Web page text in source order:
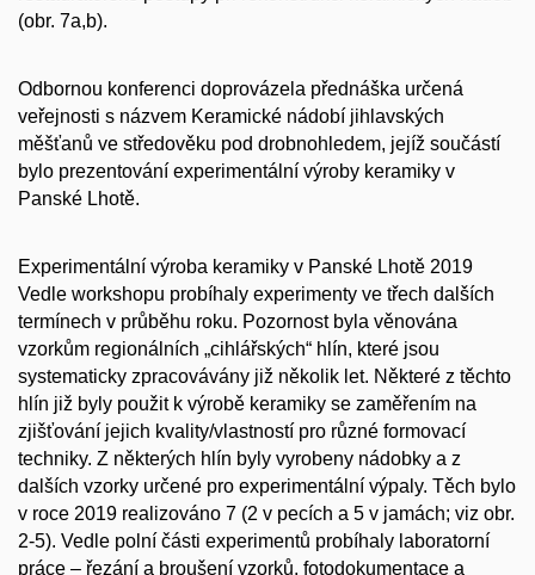
(obr. 7a,b).
Odbornou konferenci doprovázela přednáška určená
veřejnosti s názvem Keramické nádobí jihlavských
měšťanů ve středověku pod drobnohledem, jejíž součástí
bylo prezentování experimentální výroby keramiky v
Panské Lhotě.
Experimentální výroba keramiky v Panské Lhotě 2019
Vedle workshopu probíhaly experimenty ve třech dalších
termínech v průběhu roku. Pozornost byla věnována
vzorkům regionálních „cihlářských“ hlín, které jsou
systematicky zpracovávány již několik let. Některé z těchto
hlín již byly použit k výrobě keramiky se zaměřením na
zjišťování jejich kvality/vlastností pro různé formovací
techniky. Z některých hlín byly vyrobeny nádobky a z
dalších vzorky určené pro experimentální výpaly. Těch bylo
v roce 2019 realizováno 7 (2 v pecích a 5 v jamách; viz obr.
2-5). Vedle polní části experimentů probíhaly laboratorní
práce – řezání a broušení vzorků, fotodokumentace a